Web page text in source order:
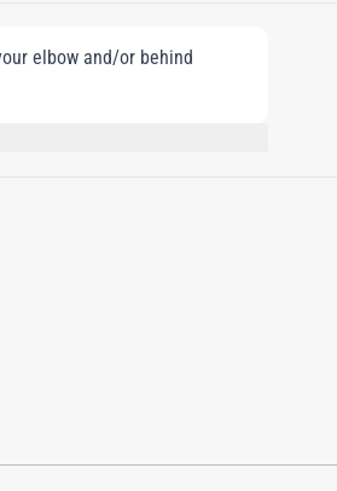
elbow and/or behind
IONONE, GERANIOL,
5 (CI 19140), YELLOW 6 (CI